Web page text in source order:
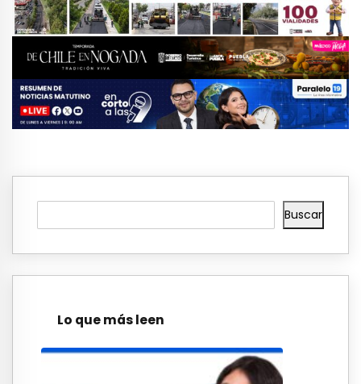
Buscar
Lo que más leen